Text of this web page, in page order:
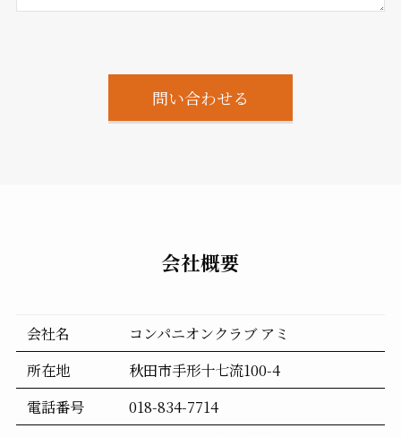
会社概要
会社名
コンパニオンクラブ アミ
所在地
秋田市手形十七流100-4
電話番号
018-834-7714